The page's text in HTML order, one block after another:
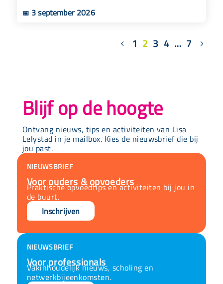
📅 3 september 2026
1 2 3 4 … 7
Blijf op de hoogte
Ontvang nieuws, tips en activiteiten van Lisa
Lelystad in je mailbox. Kies de nieuwsbrief die bij
jou past.
NIEUWSBRIEF
Voor ouders & opvoeders
Praktische opvoedtips en activiteiten bij jou in
de buurt.
Inschrijven
NIEUWSBRIEF
Voor professionals
Vakinhoudelijk nieuws, scholing en
netwerkbijeenkomsten.